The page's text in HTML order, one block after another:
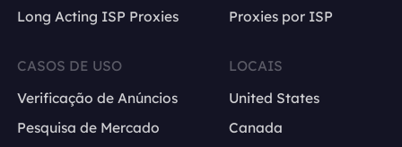
Long Acting ISP Proxies
Proxies por ISP
CASOS DE USO
Verificação de Anúncios
Pesquisa de Mercado
LOCAIS
United States
Canada